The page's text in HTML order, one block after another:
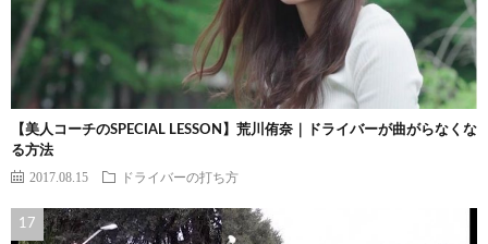
【美人コーチのSPECIAL LESSON】荒川侑奈｜ドライバーが曲がらなくな
る方法
2017.08.15 ドライバーの打ち方